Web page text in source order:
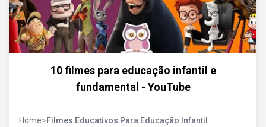
10 filmes para educação infantil e
fundamental - YouTube
Home>Filmes Educativos Para Educação Infantil